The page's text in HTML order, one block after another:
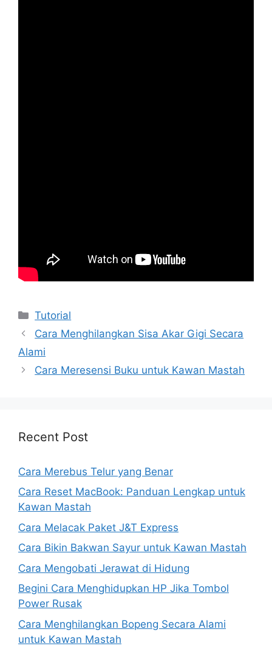
Kategori
Tutorial
Cara Menghilangkan Sisa Akar Gigi Secara
Alami
Cara Meresensi Buku untuk Kawan Mastah
Recent Post
Cara Merebus Telur yang Benar
Cara Reset MacBook: Panduan Lengkap untuk
Kawan Mastah
Cara Melacak Paket J&T Express
Cara Bikin Bakwan Sayur untuk Kawan Mastah
Cara Mengobati Jerawat di Hidung
Begini Cara Menghidupkan HP Jika Tombol
Power Rusak
Cara Menghilangkan Bopeng Secara Alami
untuk Kawan Mastah